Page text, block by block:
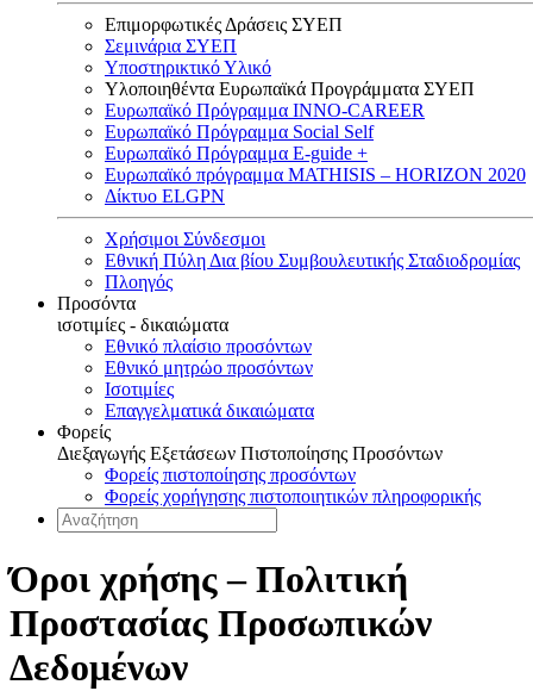
Επιμορφωτικές Δράσεις ΣΥΕΠ
Σεμινάρια ΣΥΕΠ
Υποστηρικτικό Υλικό
Υλοποιηθέντα Ευρωπαϊκά Προγράμματα ΣΥΕΠ
Ευρωπαϊκό Πρόγραμμα INNO-CAREER
Ευρωπαϊκό Πρόγραμμα Social Self
Ευρωπαϊκό Πρόγραμμα E-guide +
Ευρωπαϊκό πρόγραμμα MATHISIS – HORIZON 2020
Δίκτυο ELGPN
Χρήσιμοι Σύνδεσμοι
Εθνική Πύλη Δια βίου Συμβουλευτικής Σταδιοδρομίας
Πλοηγός
Προσόντα
ισοτιμίες - δικαιώματα
Εθνικό πλαίσιο προσόντων
Εθνικό μητρώο προσόντων
Ισοτιμίες
Επαγγελματικά δικαιώματα
Φορείς
Διεξαγωγής Εξετάσεων Πιστοποίησης Προσόντων
Φορείς πιστοποίησης προσόντων
Φορείς χορήγησης πιστοποιητικών πληροφορικής
Όροι χρήσης – Πολιτική
Προστασίας Προσωπικών
Δεδομένων